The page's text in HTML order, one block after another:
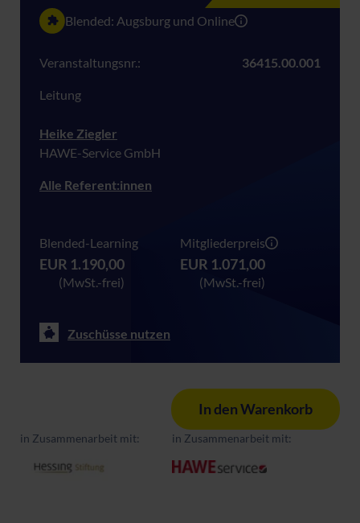
Blended: Augsburg und Online
Veranstaltungsnr.: 36415.00.001
Leitung
Heike Ziegler
HAWE-Service GmbH
Alle Referent:innen
Blended-Learning
EUR 1.190,00
(MwSt.-frei)
Mitgliederpreis
EUR 1.071,00
(MwSt.-frei)
Zuschüsse nutzen
In den Warenkorb
in Zusammenarbeit mit: in Zusammenarbeit mit: